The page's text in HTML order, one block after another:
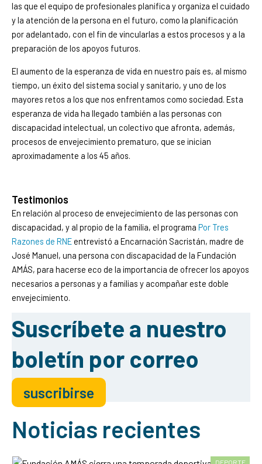
las que el equipo de profesionales planifica y organiza el cuidado
y la atención de la persona en el futuro, como la planificación
por adelantado, con el fin de vincularlas a estos procesos y a la
preparación de los apoyos futuros.
El aumento de la esperanza de vida en nuestro país es, al mismo
tiempo, un éxito del sistema social y sanitario, y uno de los
mayores retos a los que nos enfrentamos como sociedad. Esta
esperanza de vida ha llegado también a las personas con
discapacidad intelectual, un colectivo que afronta, además,
procesos de envejecimiento prematuro, que se inician
aproximadamente a los 45 años.
Testimonios
En relación al proceso de envejecimiento de las personas con
discapacidad, y al propio de la familia, el programa Por Tres
Razones de RNEentrevistó a Encarnación Sacristán, madre de
José Manuel, una persona con discapacidad de la Fundación
AMÁS, para hacerse eco de la importancia de ofrecer los apoyos
necesarios a personas y a familias y acompañar este doble
envejecimiento.
Suscríbete a nuestro
boletín por correo
suscribirse
Noticias recientes